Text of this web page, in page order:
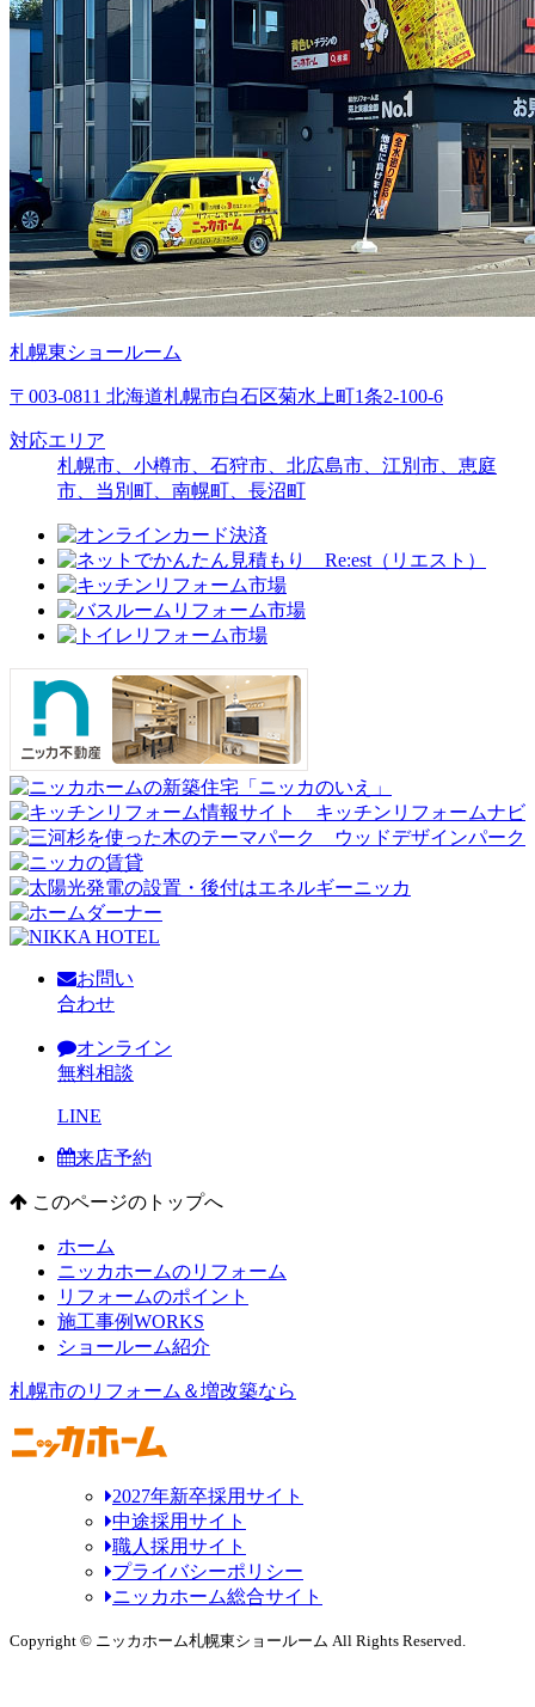
札幌東ショールーム
〒003-0811 北海道札幌市白石区菊水上町1条2-100-6
対応エリア
札幌市、小樽市、石狩市、北広島市、江別市、恵庭
市、当別町、南幌町、長沼町
お問い
合わせ
オンライン
無料相談
LINE
来店予約
このページのトップへ
ホーム
ニッカホームのリフォーム
リフォームのポイント
施工事例WORKS
ショールーム紹介
札幌市のリフォーム＆増改築なら
2027年新卒採用サイト
中途採用サイト
職人採用サイト
プライバシーポリシー
ニッカホーム総合サイト
Copyright © ニッカホーム札幌東ショールーム All Rights Reserved.